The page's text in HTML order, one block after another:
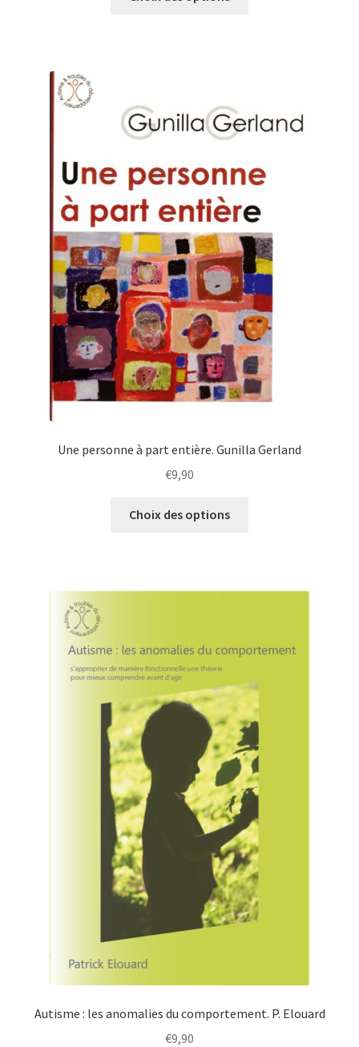
Une personne à part entière. Gunilla Gerland
€9,90
Choix des options
Autisme : les anomalies du comportement. P. Elouard
€9,90